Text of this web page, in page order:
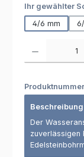
Ihr gewählter
4/6 mm
Beschreibung
Der
zuverlässigen